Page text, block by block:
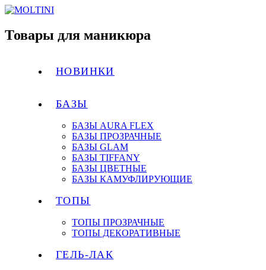
Товары для маникюра
НОВИНКИ
БАЗЫ
БАЗЫ AURA FLEX
БАЗЫ ПРОЗРАЧНЫЕ
БАЗЫ GLAM
БАЗЫ TIFFANY
БАЗЫ ЦВЕТНЫЕ
БАЗЫ КАМУФЛИРУЮЩИЕ
ТОПЫ
ТОПЫ ПРОЗРАЧНЫЕ
ТОПЫ ДЕКОРАТИВНЫЕ
ГЕЛЬ-ЛАК